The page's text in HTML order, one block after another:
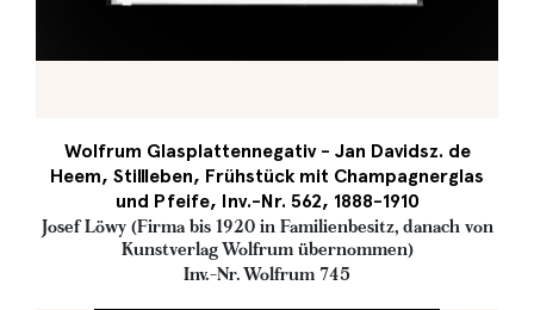
Wolfrum Glasplattennegativ - Jan Davidsz. de
Heem, Stillleben, Frühstück mit Champagnerglas
und Pfeife, Inv.-Nr. 562, 1888-1910
Josef Löwy (Firma bis 1920 in Familienbesitz, danach von
Kunstverlag Wolfrum übernommen)
Inv.-Nr. Wolfrum 745